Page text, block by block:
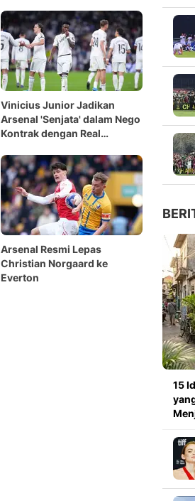
Vinicius Junior Jadikan
Arsenal 'Senjata' dalam Nego
Kontrak dengan Real
Arsenal Resmi Lepas
Christian Norgaard ke
Everton
15